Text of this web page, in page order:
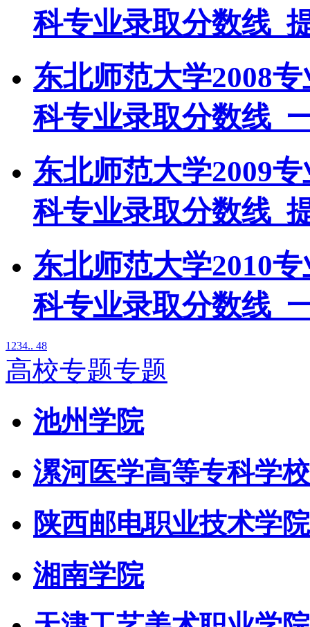
科专业录取分数线_
东北师范大学2008
科专业录取分数线_
东北师范大学2009
科专业录取分数线_
东北师范大学2010
科专业录取分数线_
1 234.. 48
高校专题专题
池州学院
漯河医学高等专科学校
陕西邮电职业技术学院
湘南学院